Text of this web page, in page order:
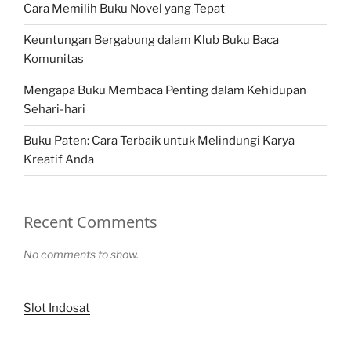
Cara Memilih Buku Novel yang Tepat
Keuntungan Bergabung dalam Klub Buku Baca
Komunitas
Mengapa Buku Membaca Penting dalam Kehidupan
Sehari-hari
Buku Paten: Cara Terbaik untuk Melindungi Karya
Kreatif Anda
Recent Comments
No comments to show.
Slot Indosat